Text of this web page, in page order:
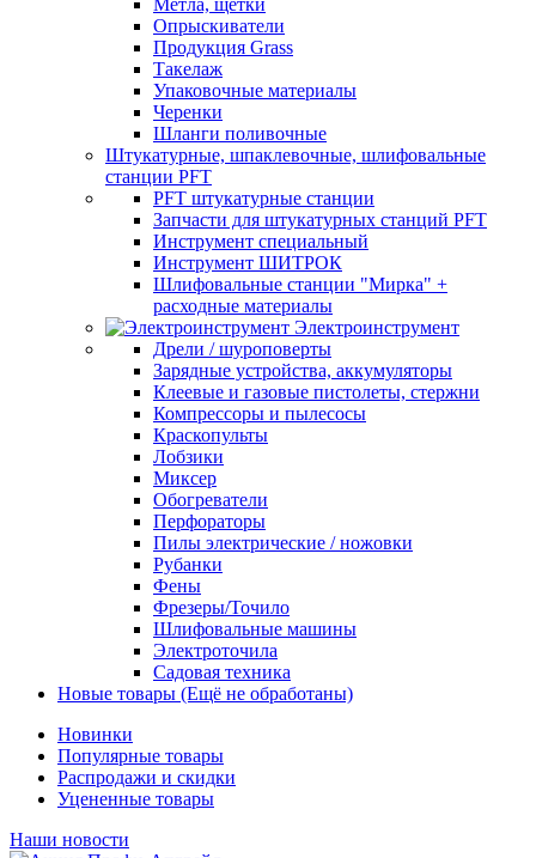
Метла, щетки
Опрыскиватели
Продукция Grass
Такелаж
Упаковочные материалы
Черенки
Шланги поливочные
Штукатурные, шпаклевочные, шлифовальные
станции PFT
PFT штукатурные станции
Запчасти для штукатурных станций PFT
Инструмент специальный
Инструмент ШИТРОК
Шлифовальные станции "Мирка" +
расходные материалы
Электроинструмент
Дрели / шуроповерты
Зарядные устройства, аккумуляторы
Клеевые и газовые пистолеты, стержни
Компрессоры и пылесосы
Краскопульты
Лобзики
Миксер
Обогреватели
Перфораторы
Пилы электрические / ножовки
Рубанки
Фены
Фрезеры/Точило
Шлифовальные машины
Электроточила
Садовая техника
Новые товары (Ещё не обработаны)
Новинки
Популярные товары
Распродажи и скидки
Уцененные товары
Наши новости